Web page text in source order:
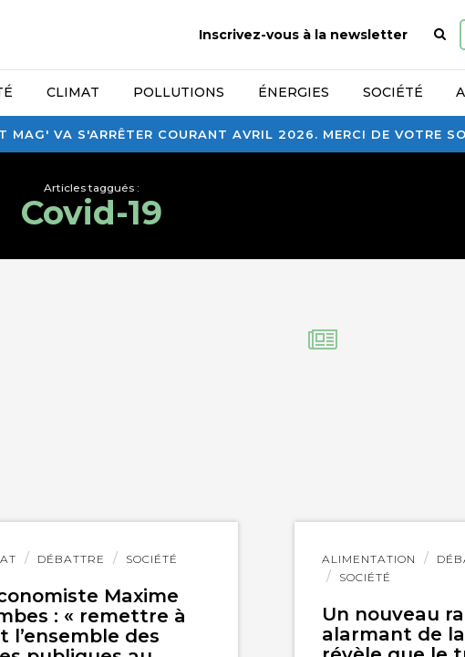
MAG' VA S'ARRÊTER COURANT AVRIL 2026. MERCI DE VOTRE
Inscrivez-vous à la newsletter
Page
CLIMAT POLLUTIONS ÉNERGIES SOCIÉTÉ
Articles taggués :
Covid-19
DÉBATTRE SOCIÉTÉ
Maxime
: « remettre à
l’ensemble des
ALIMENTATION
SOCIÉTÉ
Un nouveau
alarmant de la
Lire
l'article